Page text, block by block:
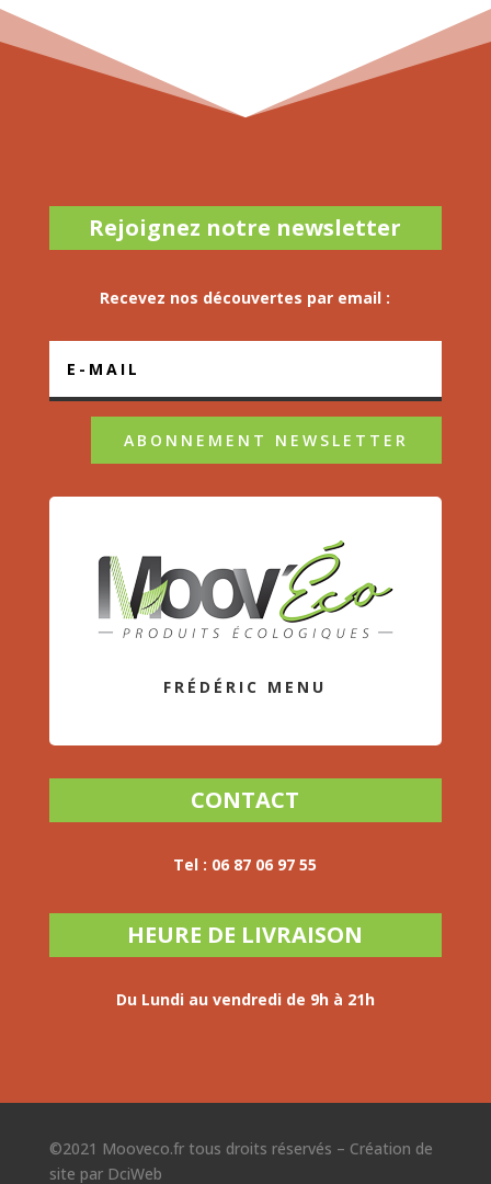
Rejoignez notre newsletter
Recevez nos découvertes par email :
ABONNEMENT NEWSLETTER
FRÉDÉRIC MENU
CONTACT
Tel : 06 87 06 97 55
HEURE DE LIVRAISON
Du Lundi au vendredi de 9h à 21h
©2021 Mooveco.fr tous droits réservés – Création de
site par DciWeb